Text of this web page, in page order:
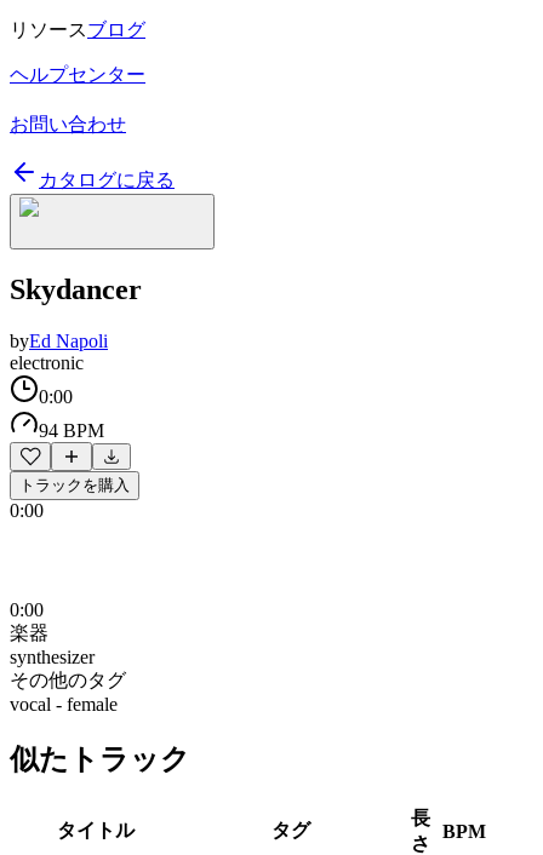
リソースブログ
ヘルプセンター
お問い合わせ
カタログに戻る
Skydancer
byEd Napoli
electronic
0:00
94 BPM
トラックを購入
0:00
0:00
楽器
synthesizer
その他のタグ
vocal - female
似たトラック
タイトル タグ
長
さ
BPM